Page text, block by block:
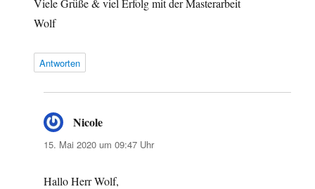
Wolf
Antworten
Nicole
15. Mai 2020 um 09:47 Uhr
Hallo Herr Wolf,